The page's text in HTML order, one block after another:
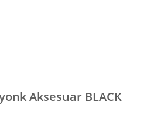
Aksesuar BLACK